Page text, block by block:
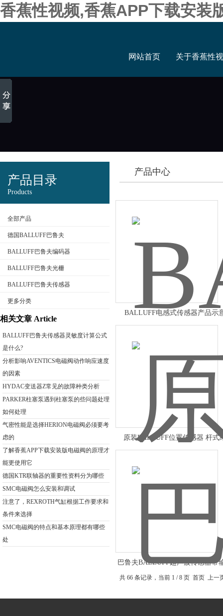
香蕉性视频,香蕉APP下载安装
网站首页 关于香蕉性
产品目录
Products
全部产品
德国BALLUFF巴鲁夫
BALLUFF巴鲁夫编码器
BALLUFF巴鲁夫光栅
BALLUFF巴鲁夫传感器
更多分类
相关文章 Article
BALLUFF巴鲁夫传感器灵敏度计算公式
是什么?
分析影响AVENTICS电磁阀动作响应速度
的因素
HYDAC变送器Z常见的故障种类分析
PARKER柱塞泵遇到柱塞泵的些问题处理
如何处理
气密性能是选择HERION电磁阀必须要考
虑的
了解香蕉APP下载安装版电磁阀的原理才
能更使用它
德国KTR联轴器的重要性资料分为哪些
SMC电磁阀怎么安装和调试
注意了，REXROTH气缸根据工作要求和
条件来选择
SMC电磁阀的特点和基本原理都有哪些
处
产品中心
BALLUFF电感式传感器产品示
原装BALLUFF位置传感器 杆式
巴鲁夫BALLUFF超声波传感器带
共 66 条记录，当前 1 / 8 页 首页 上